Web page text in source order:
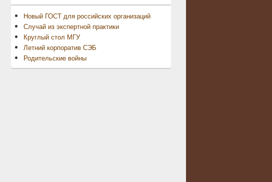
Новый ГОСТ для российских организаций
Случай из экспертной практики
Круглый стол МГУ
Летний корпоратив СЭБ
Родительские войны